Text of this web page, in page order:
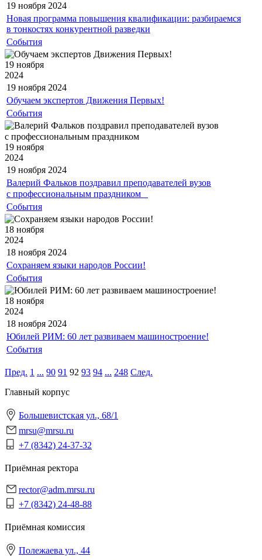
19 ноября 2024
Новая программа повышения квалификации: разбираемся
в тонкостях конкурентной разведки
События
19 ноября
2024
19 ноября 2024
Обучаем экспертов Движения Первых!
События
19 ноября
2024
19 ноября 2024
Валерий Фальков поздравил преподавателей вузов
с профессиональным праздником⠀
События
18 ноября
2024
18 ноября 2024
Сохраняем языки народов России!
События
18 ноября
2024
18 ноября 2024
Юбилей РИМ: 60 лет развиваем машиностроение!
События
Пред. 1 ... 90 91 92 93 94 ... 248 След.
Главный корпус
Большевистская ул., 68/1
mrsu@mrsu.ru
+7 (8342) 24-37-32
Приёмная ректора
rector@adm.mrsu.ru
+7 (8342) 24-48-88
Приёмная комиссия
Полежаева ул., 44